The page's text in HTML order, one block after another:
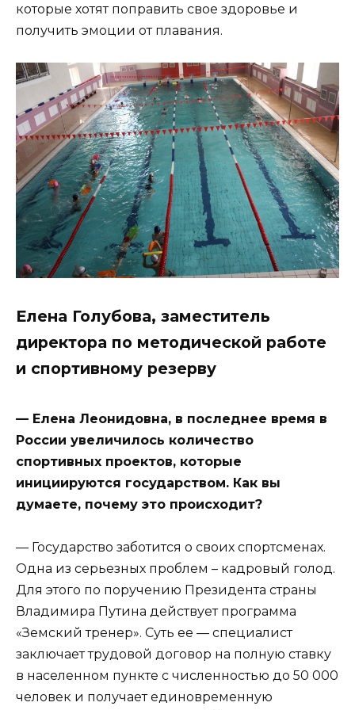
которые хотят поправить свое здоровье и
получить эмоции от плавания.
Елена Голубова, заместитель
директора по методической работе
и спортивному резерву
— Елена Леонидовна, в последнее время в
России увеличилось количество
спортивных проектов, которые
инициируются государством. Как вы
думаете, почему это происходит?
— Государство заботится о своих спортсменах.
Одна из серьезных проблем – кадровый голод.
Для этого по поручению Президента страны
Владимира Путина действует программа
«Земский тренер». Суть ее — специалист
заключает трудовой договор на полную ставку
в населенном пункте с численностью до 50 000
человек и получает единовременную